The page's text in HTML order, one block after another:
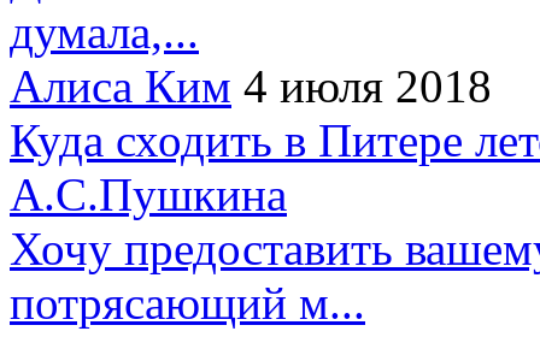
думала,...
Алиса Ким 4 июля 2018
Куда сходить в Питере
А.С.Пушкина
Хочу предоставить
потрясающий м...